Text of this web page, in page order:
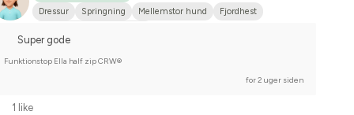
Dressur
Springning Mellemstor hund
Fjordhest
Super gode
Funktionstop Ella half zip CRW®
for 2 uger siden
1 like